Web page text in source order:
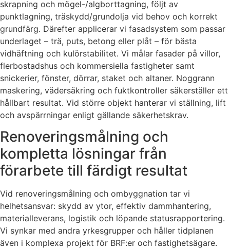
skrapning och mögel-/algborttagning, följt av
punktlagning, träskydd/grundolja vid behov och korrekt
grundfärg. Därefter applicerar vi fasadsystem som passar
underlaget – trä, puts, betong eller plåt – för bästa
vidhäftning och kulörstabilitet. Vi målar fasader på villor,
flerbostadshus och kommersiella fastigheter samt
snickerier, fönster, dörrar, staket och altaner. Noggrann
maskering, vädersäkring och fuktkontroller säkerställer ett
hållbart resultat. Vid större objekt hanterar vi ställning, lift
och avspärrningar enligt gällande säkerhetskrav.
Renoveringsmålning och
kompletta lösningar från
förarbete till färdigt resultat
Vid renoveringsmålning och ombyggnation tar vi
helhetsansvar: skydd av ytor, effektiv dammhantering,
materialleverans, logistik och löpande statusrapportering.
Vi synkar med andra yrkesgrupper och håller tidplanen
även i komplexa projekt för BRF:er och fastighetsägare.